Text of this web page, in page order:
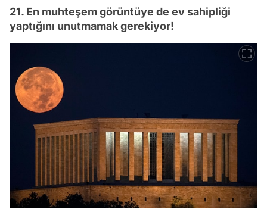
21. En muhteşem görüntüye de ev sahipliği
yaptığını unutmamak gerekiyor!
Test
Gündem